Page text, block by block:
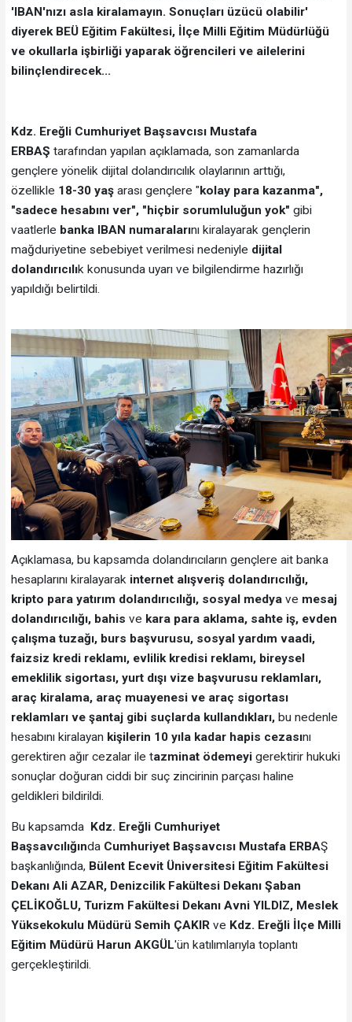
'IBAN'nızı asla kiralamayın. Sonuçları üzücü olabilir'
diyerek BEÜ Eğitim Fakültesi, İlçe Milli Eğitim Müdürlüğü
ve okullarla işbirliği yaparak öğrencileri ve ailelerini
bilinçlendirecek...
Kdz. Ereğli Cumhuriyet Başsavcısı Mustafa
ERBAŞ tarafından yapılan açıklamada, son zamanlarda
gençlere yönelik dijital dolandırıcılık olaylarının arttığı,
özellikle 18-30 yaşarası gençlere "kolay para kazanma",
"sadece hesabını ver", "hiçbir sorumluluğun yok" gibi
vaatlerle banka IBAN numaralarını kiralayarak gençlerin
mağduriyetine sebebiyet verilmesi nedeniyle dijital
dolandırıcılık konusunda uyarı ve bilgilendirme hazırlığı
yapıldığı belirtildi.
Açıklamasa, bu kapsamda dolandırıcıların gençlere ait banka
hesaplarını kiralayarakinternet alışveriş dolandırıcılığı,
kripto para yatırım dolandırıcılığı, sosyal medya ve mesaj
dolandırıcılığı, bahis ve kara para aklama, sahte iş, evden
çalışma tuzağı, burs başvurusu, sosyal yardım vaadi,
faizsiz kredi reklamı, evlilik kredisi reklamı, bireysel
emeklilik sigortası, yurt dışı vize başvurusu reklamları,
araç kiralama, araç muayenesi ve araç sigortası
reklamları ve şantaj gibi suçlarda kullandıkları, bu nedenle
hesabını kiralayankişilerin 10 yıla kadar hapis cezasını
gerektiren ağır cezalar ile tazminat ödemeyi gerektirir hukuki
sonuçlar doğuran ciddi bir suç zincirinin parçası haline
geldikleri bildirildi.
Bu kapsamda Kdz. Ereğli Cumhuriyet
Başsavcılığında Cumhuriyet Başsavcısı Mustafa ERBAŞ
başkanlığında, Bülent Ecevit Üniversitesi Eğitim Fakültesi
Dekanı Ali AZAR, Denizcilik Fakültesi Dekanı Şaban
ÇELİKOĞLU, Turizm Fakültesi Dekanı Avni YILDIZ, Meslek
Yüksekokulu Müdürü Semih ÇAKIRve Kdz. Ereğli İlçe Milli
Eğitim Müdürü Harun AKGÜL'ün katılımlarıyla toplantı
gerçekleştirildi.